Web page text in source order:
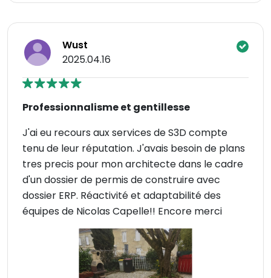
Wust
2025.04.16
Professionnalisme et gentillesse
J'ai eu recours aux services de S3D compte
tenu de leur réputation. J'avais besoin de plans
tres precis pour mon architecte dans le cadre
d'un dossier de permis de construire avec
dossier ERP. Réactivité et adaptabilité des
équipes de Nicolas Capelle!! Encore merci